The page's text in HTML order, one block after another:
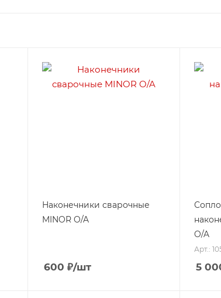
Наконечники сварочные
MINOR O/A
600 ₽/шт
O/A
Арт.:
5